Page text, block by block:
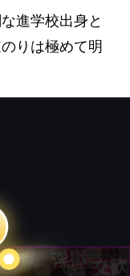
進学校出身と
りは極めて明